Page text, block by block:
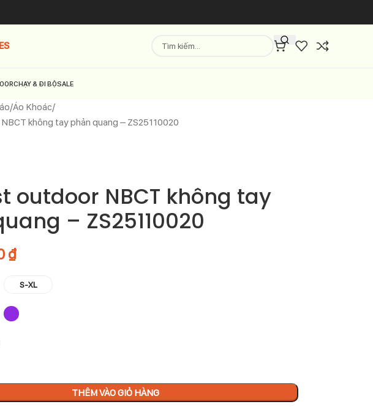
CHẠY & ĐI BỘSALE
Áo Khoác
không tay phản quang – ZS25110020
outdoor NBCT không tay
– ZS25110020
₫
S-XL
THÊM VÀO GIỎ HÀNG